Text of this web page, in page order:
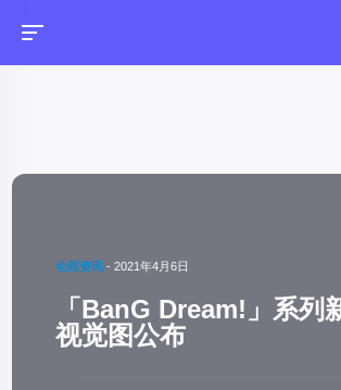
动画资讯 -2021年4月6日
「BanG Dream!」系列
视觉图公布